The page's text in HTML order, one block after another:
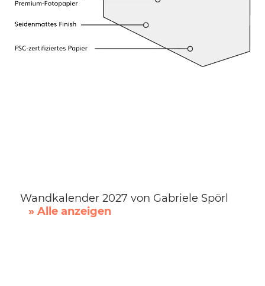
Wandkalender 2027 von Gabriele Spörl
» Alle anzeigen